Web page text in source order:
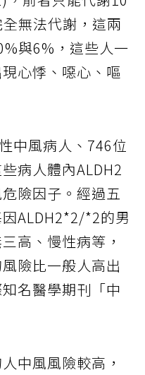
無法代謝，這兩
與6%，這些人一
心悸、噁心、嘔
中風病人、746位
病人體內ALDH2
險因子。經過五
ALDH2*2/*2的男
高、慢性病等，
險比一般人高出
名醫學期刊「中
中風風險較高，